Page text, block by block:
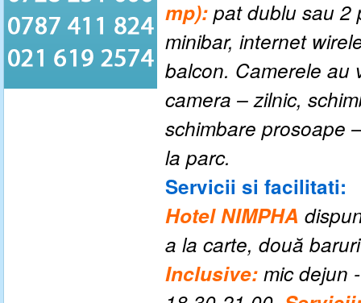
mp): pat dublu sau 2
minibar, internet
balcon. Camerele au
camera – zilnic,
schimbare prosoape
la parc.
Servicii si facilitati:
Hotel NIMPHA
a la carte, două
Inclusive: mic dejun